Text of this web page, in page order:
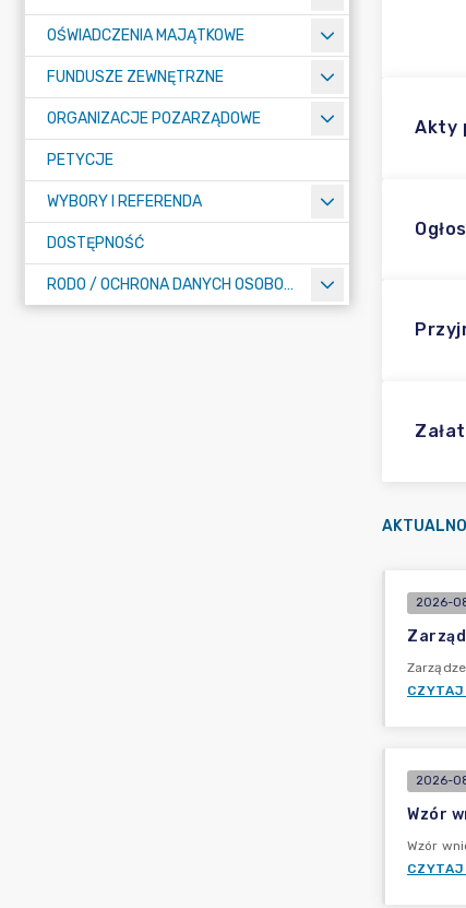
OŚWIADCZENIA MAJĄTKOWE
FUNDUSZE ZEWNĘTRZNE
ORGANIZACJE POZARZĄDOWE
PETYCJE
WYBORY I REFERENDA
DOSTĘPNOŚĆ
RODO / OCHRONA DANYCH OSOBOWYCH
Akty
2026-
CZYTAJ
2026-
Wzór
Wzór
CZYTAJ